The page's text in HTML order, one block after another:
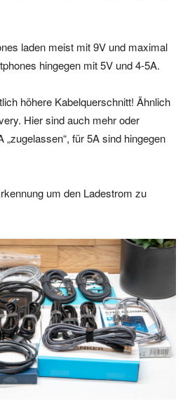
laden meist mit 9V und maximal
hingegen mit 5V und 4-5A.
höhere Kabelquerschnitt! Ähnlich
Hier sind auch mehr oder
„zugelassen“, für 5A sind hingegen
um den Ladestrom zu